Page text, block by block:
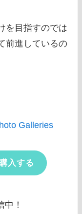
を目指すのでは
前進しているの
Galleries
入する
！